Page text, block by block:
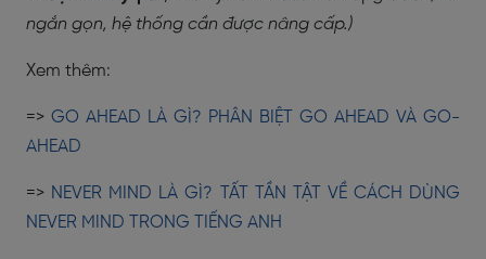
ngắn gọn, hệ thống cần được nâng cấp.)
Xem thêm:
=> GO AHEAD LÀ GÌ? PHÂN BIỆT GO AHEAD VÀ GO-
AHEAD
=> NEVER MIND LÀ GÌ? TẤT TẦN TẬT VỀ CÁCH DÙNG
NEVER MIND TRONG TIẾNG ANH